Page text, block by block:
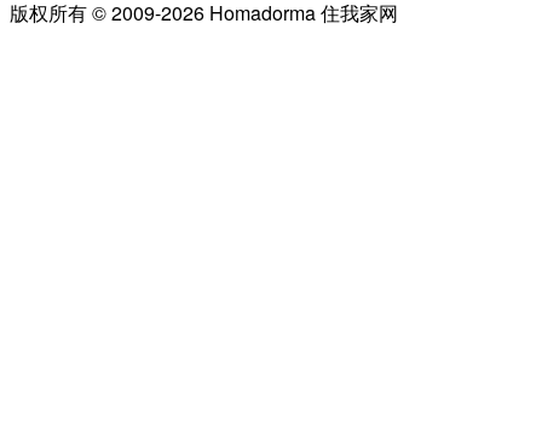
版权所有 © 2009-2026 Homadorma 住我家网